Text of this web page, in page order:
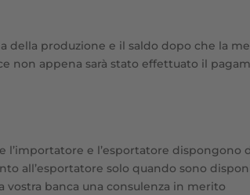
produzione e il saldo dopo che la
non appena sarà stato effettuato il
l’importatore e l’esportatore dispongono
all’esportatore solo quando sono
vostra banca una consulenza in merito